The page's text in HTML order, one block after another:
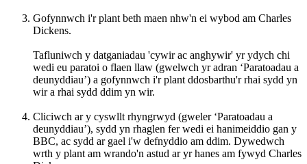
Gofynnwch i'r plant beth maen nhw'n ei wybod am Charles
Dickens.
Tafluniwch y datganiadau 'cywir ac anghywir' yr ydych chi
wedi eu paratoi o flaen llaw (gwelwch yr adran ‘Paratoadau a
deunyddiau’) a gofynnwch i'r plant ddosbarthu'r rhai sydd yn
wir a rhai sydd ddim yn wir.
Cliciwch ar y cyswllt rhyngrwyd (gweler ‘Paratoadau a
deunyddiau’), sydd yn rhaglen fer wedi ei hanimeiddio gan y
BBC, ac sydd ar gael i'w defnyddio am ddim. Dywedwch
wrth y plant am wrando'n astud ar yr hanes am fywyd Charles